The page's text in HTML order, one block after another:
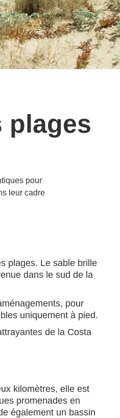
plages
pour
leur cadre
plages. Le sable brille
dans le sud de la
pour
uniquement à pied.
de la Costa
kilomètres, elle est
promenades en
également un bassin